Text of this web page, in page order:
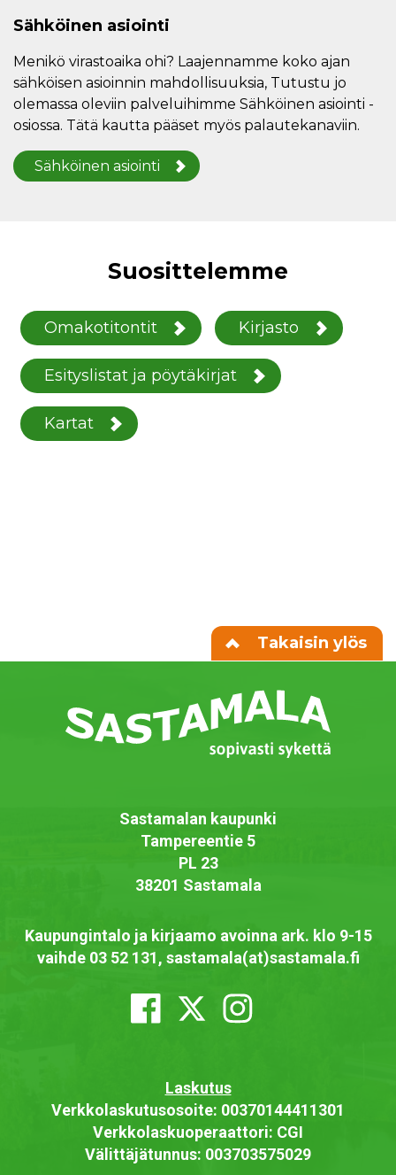
Sähköinen asiointi
Menikö virastoaika ohi? Laajennamme koko ajan
sähköisen asioinnin mahdollisuuksia, Tutustu jo
olemassa oleviin palveluihimme Sähköinen asiointi -
osiossa. Tätä kautta pääset myös palautekanaviin.
Sähköinen asiointi
Suosittelemme
Omakotitontit Kirjasto
Esityslistat ja pöytäkirjat
Kartat
Takaisin ylös
Sastamalan kaupunki
Tampereentie 5
PL 23
38201 Sastamala
Kaupungintalo ja kirjaamo avoinna ark. klo 9-15
vaihde 03 52 131, sastamala(at)sastamala.fi
Laskutus
Verkkolaskutusosoite: 00370144411301
Verkkolaskuoperaattori: CGI
Välittäjätunnus: 003703575029